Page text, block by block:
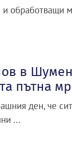
обработващи
в
пътна
ден, че
...